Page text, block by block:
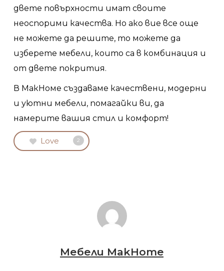
двете повърхности имат своите
неоспорими качества. Но ако вие все още
не можете да решите, то можете да
изберете мебели, които са в комбинация и
от двете покрития.
В МакHоме създаваме качествени, модерни
и уютни мебели, помагайки ви, да
намерите вашия стил и комфорт!
Love 2
Мебели MakHome